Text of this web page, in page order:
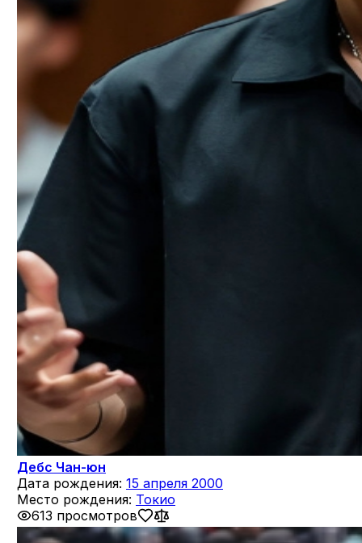
Дебс Чан-юн
Дата рождения: 15 апреля 2000
Место рождения: Токио
613 просмотров